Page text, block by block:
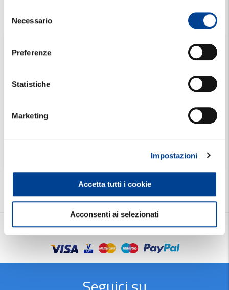
del
consenso
Necessario
Preferenze
Statistiche
Marketing
Impostazioni
Accetta tutti i cookie
Acconsenti ai selezionati
Trova Agenzia
Metodi di pagamento